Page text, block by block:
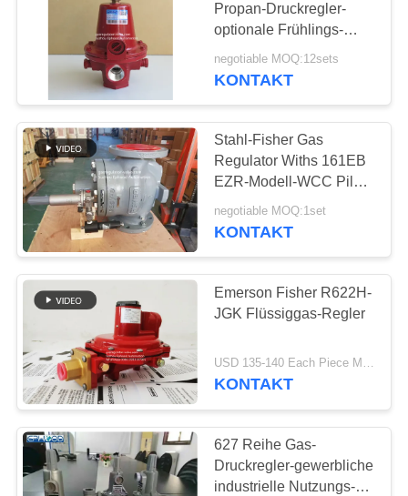
ANGEBOT
SITEMAP
DATENSCHUTZERKLÄRUNG
Propan-Druckregler-
optionale Frühlings-
Strecke Rego 1584 für
LPG-Gasbrenner
negotiable MOQ:12sets
KONTAKT
Stahl-Fisher Gas
Regulator Withs 161EB
EZR-Modell-WCC Pilot-
Valve High Flow-Rate
negotiable MOQ:1set
KONTAKT
Emerson Fisher R622H-
JGK Flüssiggas-Regler
USD 135-140 Each Piece MOQ:10SETS
KONTAKT
627 Reihe Gas-
Druckregler-gewerbliche
industrielle Nutzungs-